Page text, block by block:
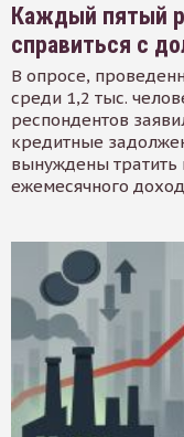
Каждый пятый
справиться с
В опросе,
среди 1,2 тыс.
респондентов
кредитные
вынуждены тратить
ежемесячного доход